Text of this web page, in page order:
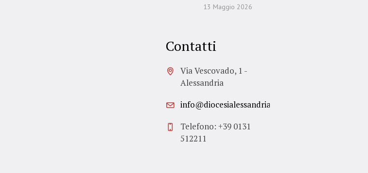
13 Maggio 2026
Contatti
Via Vescovado, 1 -
Alessandria
info@diocesialessandria.it
Telefono: +39 0131
512211